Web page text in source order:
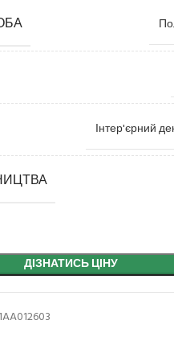
Інтер'єрний
ДІЗНАТИСЬ ЦІНУ